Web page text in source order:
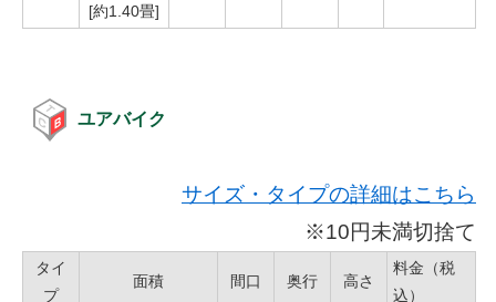
[約1.40畳]
ユアバイク
サイズ・タイプの詳細はこちら
※10円未満切捨て
タイ
プ
面積 間口 奥行 高さ
料金（税
込）